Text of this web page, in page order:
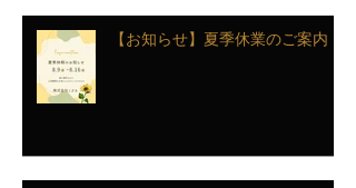
【お知らせ】夏季休業のご案内